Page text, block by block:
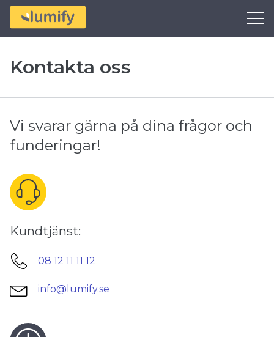
Kontakta oss
Vi svarar gärna på dina frågor och
funderingar!
Kundtjänst:
08 12 11 11 12
info@lumify.se